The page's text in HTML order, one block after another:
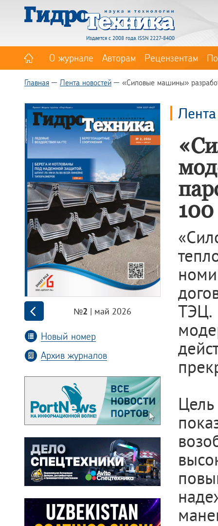
Издается с 2008 года. ISSN 2227-8400
О журнале Авторам Рецензентам
Главная Лента новостей «Силовые машины»
№2 | май 2026
Новый номер
Архив журналов
ТЭЦ.